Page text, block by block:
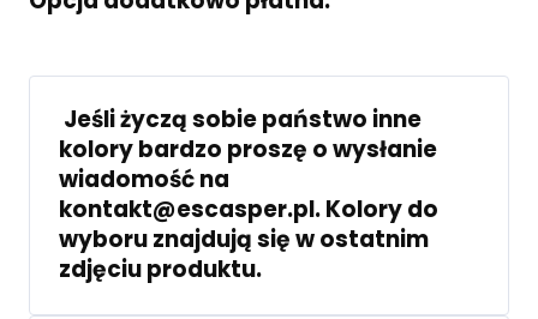
Jeśli życzą sobie państwo inne
kolory bardzo proszę o wysłanie
wiadomość na
kontakt@escasper.pl. Kolory do
wyboru znajdują się w ostatnim
zdjęciu produktu.